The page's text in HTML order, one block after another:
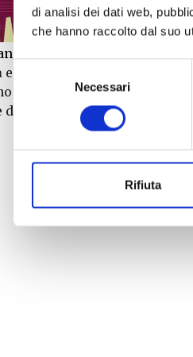
di analisi dei dati web,
che hanno raccolto dal suo
Necessari
Rifiuta
il
che tolgono il fiato.
ed il vino sono legati fino
dei fondamenti più
Consorzio DOC Terre di